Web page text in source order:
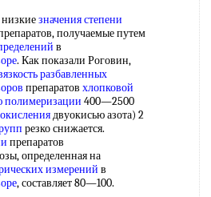
значения степени
получаемые путем
в
. Как показали Роговин,
разбавленных
препаратов хлопковой
полимеризации 400—2500
двуокисью азота) 2
резко снижается.
препаратов
определенная на
измерений в
, составляет 80—100.